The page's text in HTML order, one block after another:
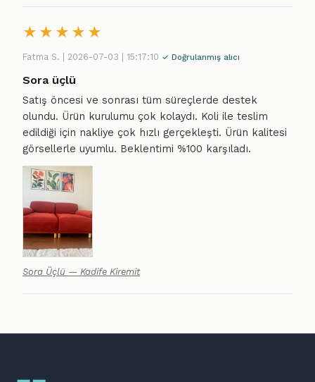
★ ★ ★ ★ ★
Fatma S. | 2026-07-03 | 15:17:10 ✓ Doğrulanmış alıcı
Sora üçlü
Satış öncesi ve sonrası tüm süreçlerde destek
olundu. Ürün kurulumu çok kolaydı. Koli ile teslim
edildiği için nakliye çok hızlı gerçekleşti. Ürün kalitesi
görsellerle uyumlu. Beklentimi %100 karşıladı.
Sora Üçlü — Kadife Kiremit